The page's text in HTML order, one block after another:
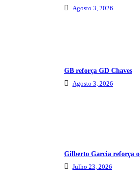
Agosto 3, 2026
GB reforça GD Chaves
Agosto 3, 2026
Gilberto Garcia reforça o
Julho 23, 2026